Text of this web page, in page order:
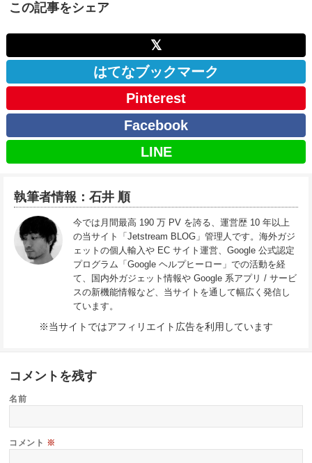
この記事をシェア
𝕏
はてなブックマーク
Pinterest
Facebook
LINE
執筆者情報：石井 順
今では月間最高 190 万 PV を誇る、運営歴 10 年以上
の当サイト「Jetstream BLOG」管理人です。海外ガジ
ェットの個人輸入や EC サイト運営、Google 公式認定
プログラム「Google ヘルプヒーロー」での活動を経
て、国内外ガジェット情報や Google 系アプリ / サービ
スの新機能情報など、当サイトを通して幅広く発信し
ています。
※当サイトではアフィリエイト広告を利用しています
コメントを残す
名前
コメント ※